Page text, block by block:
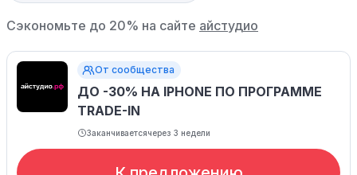
Сэкономьте до 20% на сайте айстудио
От сообщества
ДО -30% НА IPHONE ПО ПРОГРАММЕ
TRADE-IN
Заканчиваетсячерез 3 недели